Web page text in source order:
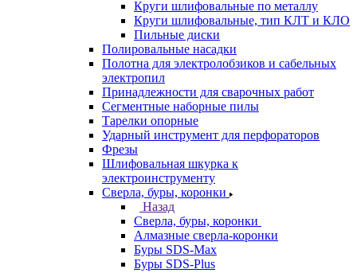
Круги шлифовальные по металлу
Круги шлифовальные, тип КЛТ и КЛО
Пильные диски
Полировальные насадки
Полотна для электролобзиков и сабельных
электропил
Принадлежности для сварочных работ
Сегментные наборные пилы
Тарелки опорные
Ударный инструмент для перфораторов
Фрезы
Шлифовальная шкурка к
электроинструменту
Сверла, буры, коронки
Назад
Сверла, буры, коронки
Алмазные сверла-коронки
Буры SDS-Max
Буры SDS-Plus